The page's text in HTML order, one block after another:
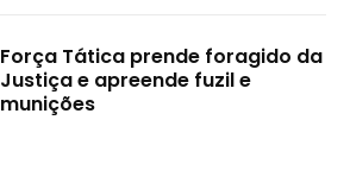
Força Tática prende foragido da
Justiça e apreende fuzil e
munições